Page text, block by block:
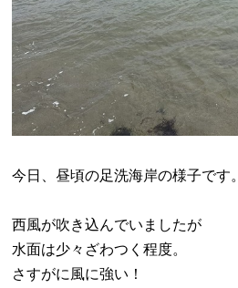
今日、昼頃の足洗海岸の様子です。
西風が吹き込んでいましたが
水面は少々ざわつく程度。
さすがに風に強い！